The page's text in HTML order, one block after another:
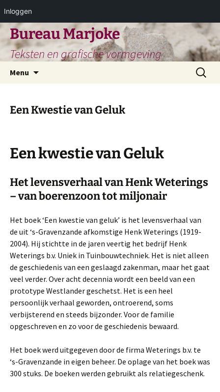
Inloggen
Ga
naar
inhoud
Bureau Marjoke
Teksten en grafische vormgeving
Menu
Zoeken
naar:
Een Kwestie van Geluk
Een kwestie van Geluk
Het levensverhaal van Henk Weterings
– van boerenzoon tot miljonair
Het boek ‘Een kwestie van geluk’ is het levensverhaal van
de uit ‘s-Gravenzande afkomstige Henk Weterings (1919-
2004). Hij stichtte in de jaren veertig het bedrijf Henk
Weterings b.v. Uniek in Tuinbouwtechniek. Het is niet alleen
de geschiedenis van een geslaagd zakenman, maar het gaat
veel verder. Over acht decennia wordt een beeld van een
prototype Westlander geschetst. Het is een heel
persoonlijk verhaal geworden, ontroerend, soms
verbijsterend en steeds bijzonder. Voor de familie
opgeschreven en zo voor de geschiedenis bewaard.
Het boek werd uitgegeven door de firma Weterings b.v. te
‘s-Gravenzande in eigen beheer. De oplage van het boek was
300 stuks. De boeken werden gebruikt als relatiegeschenk.